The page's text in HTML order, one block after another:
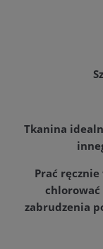
Tkanina
Prać
chlorować
zabrudzenia